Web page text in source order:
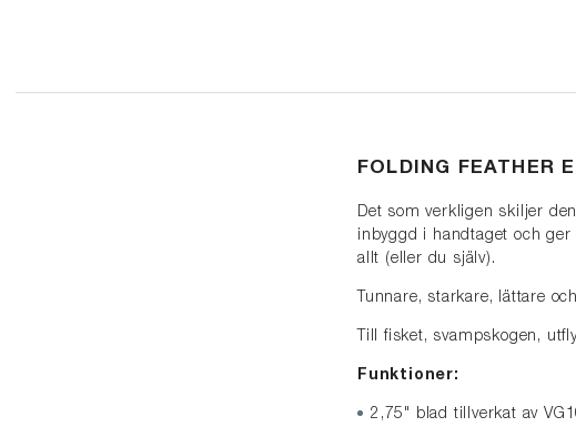
FOLDING FEATHER
Det som verkligen skiljer
inbyggd i handtaget och
allt (eller du själv).
Tunnare, starkare, lättare
Till fisket, svampskogen,
Funktioner:
2,75" blad tillverkat av